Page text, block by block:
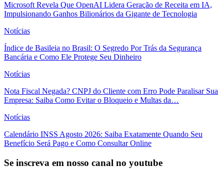
Microsoft Revela Que OpenAI Lidera Geração de Receita em IA,
Impulsionando Ganhos Bilionários da Gigante de Tecnologia
Notícias
Índice de Basileia no Brasil: O Segredo Por Trás da Segurança
Bancária e Como Ele Protege Seu Dinheiro
Notícias
Nota Fiscal Negada? CNPJ do Cliente com Erro Pode Paralisar Sua
Empresa: Saiba Como Evitar o Bloqueio e Multas da…
Notícias
Calendário INSS Agosto 2026: Saiba Exatamente Quando Seu
Benefício Será Pago e Como Consultar Online
Se inscreva em nosso canal no youtube